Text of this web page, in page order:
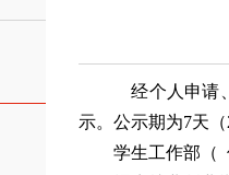
经个人申请
示。公示期为7天
学生工作部（